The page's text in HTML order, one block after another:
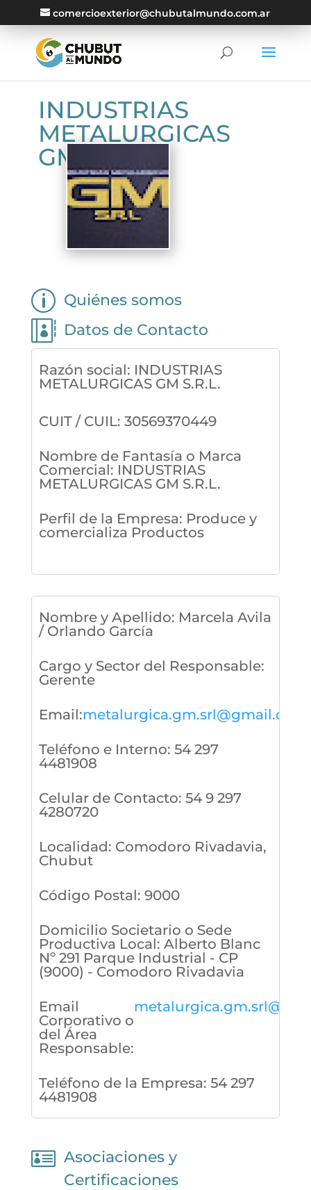
comercioexterior@chubutalmundo.com.ar
INDUSTRIAS
METALURGICAS
GM S.R.L.
p Quiénes somos
 Datos de Contacto
Razón social: INDUSTRIAS
METALURGICAS GM S.R.L.
CUIT / CUIL: 30569370449
Nombre de Fantasía o Marca
Comercial: INDUSTRIAS
METALURGICAS GM S.R.L.
Perfil de la Empresa: Produce y
comercializa Productos
Nombre y Apellido: Marcela Avila
/ Orlando García
Cargo y Sector del Responsable:
Gerente
Email:metalurgica.gm.srl@gmail.com
Teléfono e Interno: 54 297
4481908
Celular de Contacto: 54 9 297
4280720
Localidad: Comodoro Rivadavia,
Chubut
Código Postal: 9000
Domicilio Societario o Sede
Productiva Local: Alberto Blanc
Nº 291 Parque Industrial - CP
(9000) - Comodoro Rivadavia
Email
Corporativo o
del Área
Responsable:
Teléfono de la Empresa: 54 297
4481908
 Asociaciones y
Certificaciones